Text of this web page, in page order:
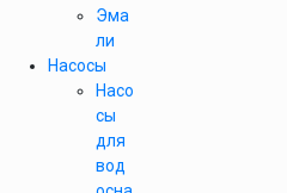
Эма
ли
Насосы
Насо
сы
для
вод